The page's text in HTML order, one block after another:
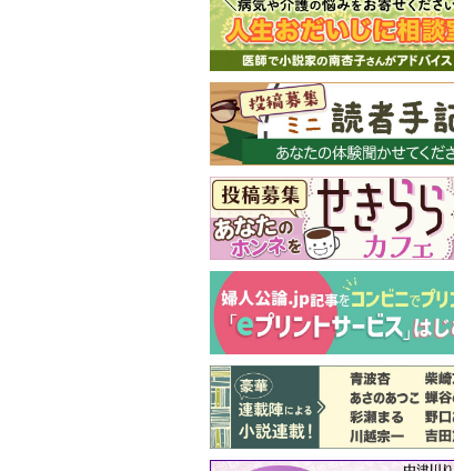
最新号 好評発売中！
実家の処
の棲家
る？60代
モンダイ
最
次号